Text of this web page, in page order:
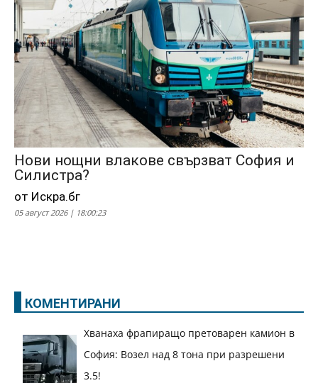
Нови нощни влакове свързват София и
Силистра?
от Искра.бг
05 август 2026 | 18:00:23
КОМЕНТИРАНИ
Хванаха фрапиращо претоварен камион в
София: Возел над 8 тона при разрешени
3.5!